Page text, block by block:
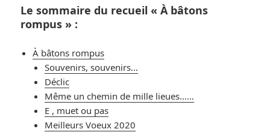
Le sommaire du recueil « À bâtons
rompus » :
À bâtons rompus
Souvenirs, souvenirs…
Déclic
Même un chemin de mille lieues……
E , muet ou pas
Meilleurs Voeux 2020